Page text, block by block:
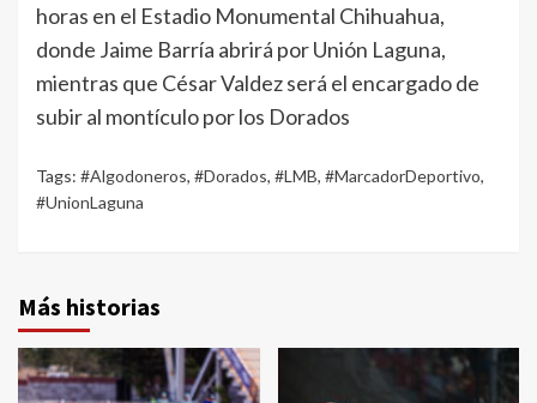
horas en el Estadio Monumental Chihuahua,
donde Jaime Barría abrirá por Unión Laguna,
mientras que César Valdez será el encargado de
subir al montículo por los Dorados
Tags: #Algodoneros, #Dorados, #LMB, #MarcadorDeportivo,
#UnionLaguna
Más historias